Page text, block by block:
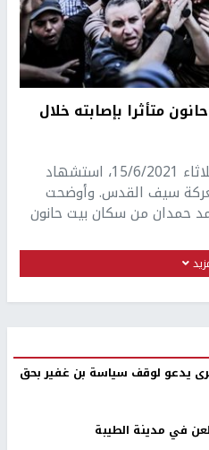
متأثرا بإصابته خلال
أعلنت مصادر محلية، اليوم الثلاثاء 15/6/2021، استشهاد
سيف القدس. وأوضحت
حمدان من سكان بيت حانون
يدعو لوقف سياسة بن غفير بحق